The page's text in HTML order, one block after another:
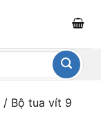
/ Bộ tua vít 9